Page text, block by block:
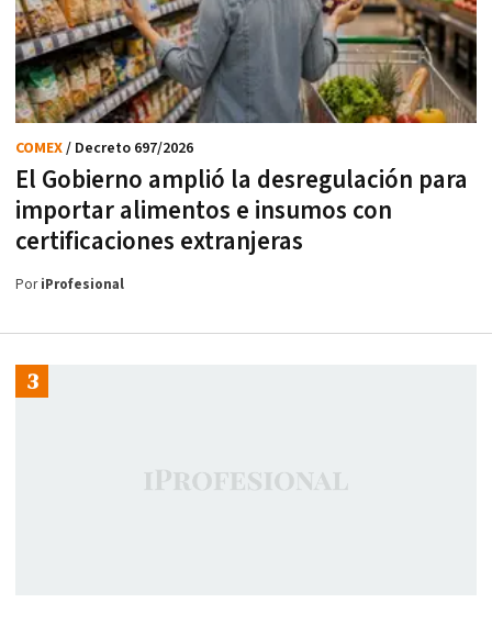
El Gobierno amplió la desregulación para
importar alimentos e insumos con
certificaciones extranjeras
COMEX/ Decreto 697/2026
PoriProfesional